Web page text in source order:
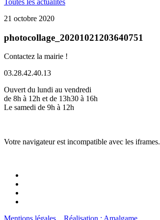
Toutes les actualités
21 octobre 2020
photocollage_20201021203640751
Contactez la mairie !
03.28.42.40.13
Ouvert du lundi au vendredi
de 8h à 12h et de 13h30 à 16h
Le samedi de 9h à 12h
Votre navigateur est incompatible avec les iframes.